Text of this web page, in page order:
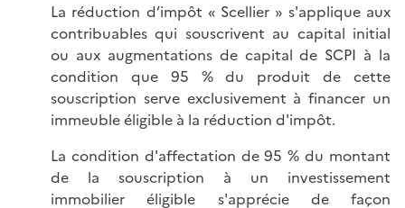
La réduction d’impôt « Scellier » s'applique aux
contribuables qui souscrivent au capital initial
ou aux augmentations de capital de SCPI à la
condition que 95 % du produit de cette
souscription serve exclusivement à financer un
immeuble éligible à la réduction d'impôt.
La condition d'affectation de 95 % du montant
de la souscription à un investissement
immobilier éligible s'apprécie de façon